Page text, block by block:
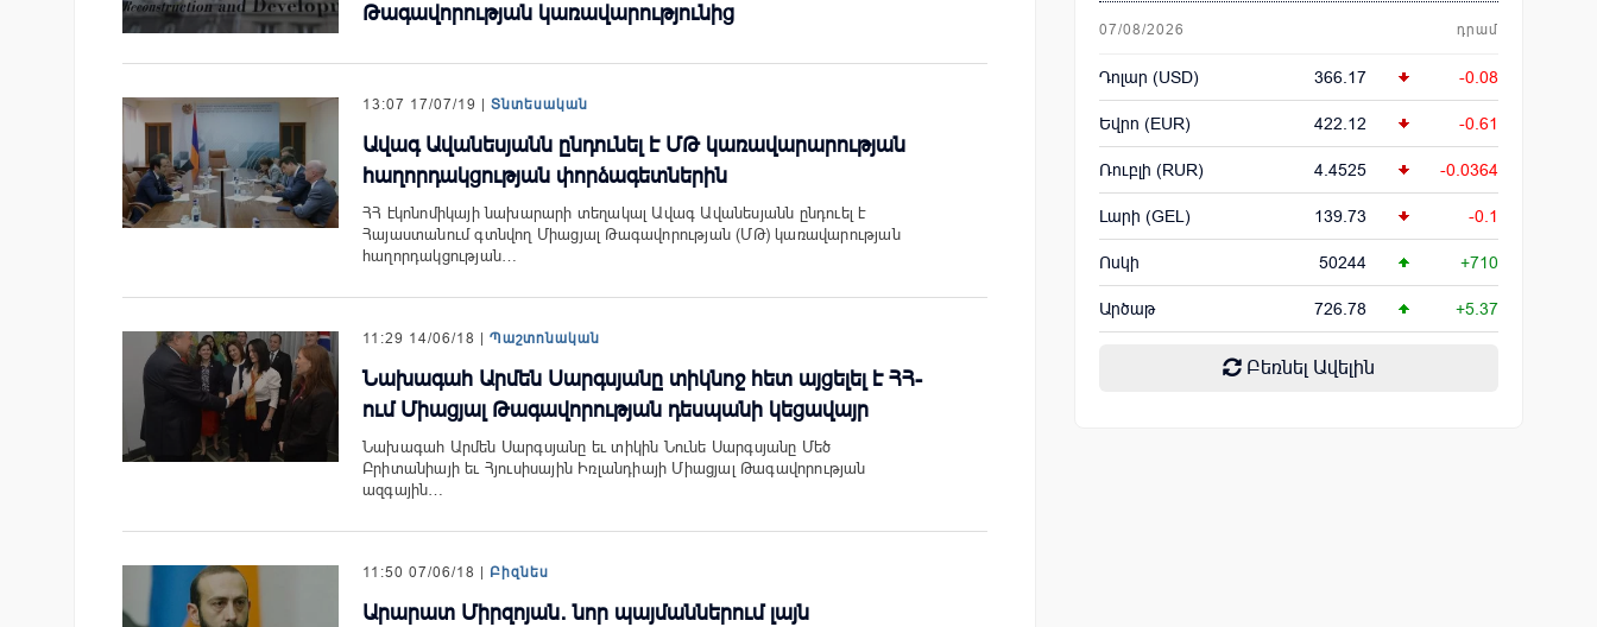
Թագավորության կառավարությունից
13:07 17/07/19 | Տնտեսական
Ավագ Ավանեսյանն ընդունել է ՄԹ կառավարարության
հաղորդակցության փորձագետներին
ՀՀ էկոնոմիկայի նախարարի տեղակալ Ավագ Ավանեսյանն ընդուել է
Հայաստանում գտնվող Միացյալ Թագավորության (ՄԹ) կառավարության
հաղորդակցության…
11:29 14/06/18 | Պաշտոնական
Նախագահ Արմեն Սարգսյանը տիկնոջ հետ այցելել է ՀՀ-
ում Միացյալ Թագավորության դեսպանի կեցավայր
Նախագահ Արմեն Սարգսյանը եւ տիկին Նունե Սարգսյանը Մեծ
Բրիտանիայի եւ Հյուսիսային Իռլանդիայի Միացյալ Թագավորության
ազգային…
11:50 07/06/18 | Բիզնես
Արարատ Միրզոյան․ նոր պայմաններում լայն
07/08/2026 դրամ
Դոլար (USD) 366.17 -0.08
Եվրո (EUR) 422.12 -0.61
Ռուբլի (RUR) 4.4525 -0.0364
Լարի (GEL) 139.73 -0.1
Ոսկի 50244 +710
Արծաթ 726.78 +5.37
Բեռնել Ավելին